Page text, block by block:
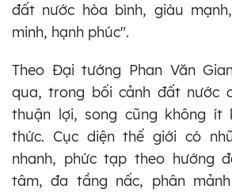
đất nước hòa bình, giàu
minh, hạnh phúc".
Theo Đại tướng Phan Văn
qua, trong bối cảnh đất nước
thuận lợi, song cũng không ít
thức. Cục diện thế giới có
nhanh, phức tạp theo hướng
tâm, đa tầng nấc, phân